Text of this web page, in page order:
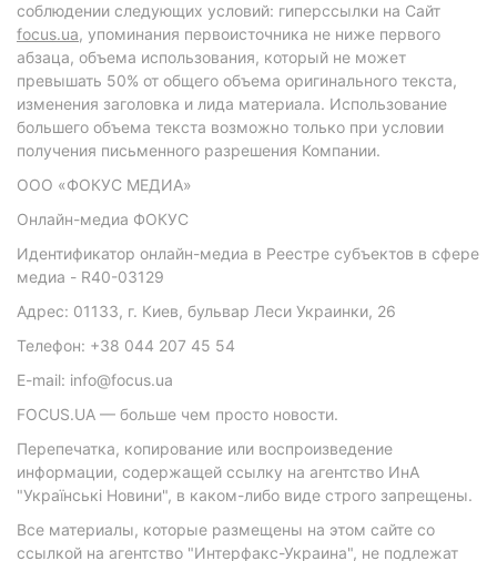
соблюдении следующих условий: гиперссылки на Сайт
focus.ua, упоминания первоисточника не ниже первого
абзаца, объема использования, который не может
превышать 50% от общего объема оригинального текста,
изменения заголовка и лида материала. Использование
большего объема текста возможно только при условии
получения письменного разрешения Компании.
ООО «ФОКУС МЕДИА»
Онлайн-медиа ФОКУС
Идентификатор онлайн-медиа в Реестре субъектов в сфере
медиа - R40-03129
Адрес: 01133, г. Киев, бульвар Леси Украинки, 26
Телефон: +38 044 207 45 54
E-mail: info@focus.ua
FOCUS.UA — больше чем просто новости.
Перепечатка, копирование или воспроизведение
информации, содержащей ссылку на агентство ИнА
"Українські Новини", в каком-либо виде строго запрещены.
Все материалы, которые размещены на этом сайте со
ссылкой на агентство "Интерфакс-Украина", не подлежат